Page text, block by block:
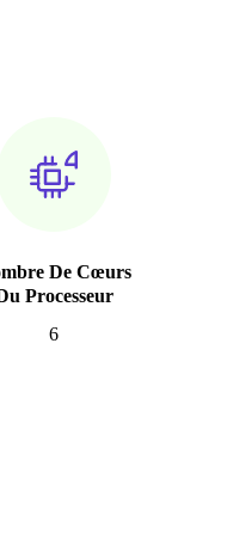
De Cœurs
Processeur
6